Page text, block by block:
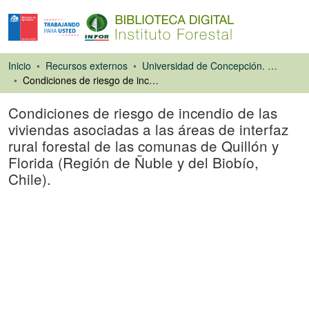
Inicio Recursos externos
Universidad de Concepción. Facultad de Ciencias Forestales
Condiciones de riesgo de incendio de las viviendas asociadas a las áreas de interfaz rural forestal de las comunas de Quillón y Florida (Región de Ñuble y del Biobío, Chile).
Condiciones de riesgo de incendio de las
viviendas asociadas a las áreas de interfaz
rural forestal de las comunas de Quillón y
Florida (Región de Ñuble y del Biobío,
Chile).